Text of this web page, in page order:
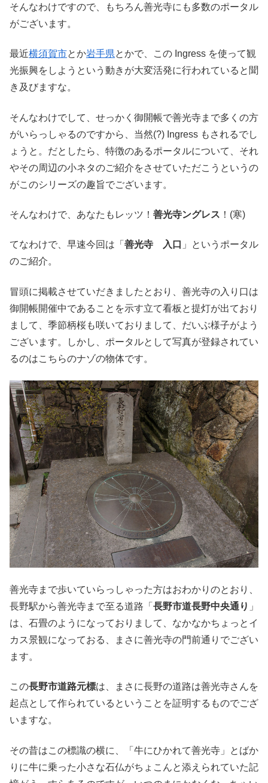
そんなわけですので、もちろん善光寺にも多数のポータル
がございます。
最近横須賀市とか岩手県とかで、この Ingress を使って観
光振興をしようという動きが大変活発に行われていると聞
き及びますな。
そんなわけでして、せっかく御開帳で善光寺まで多くの方
がいらっしゃるのですから、当然(?) Ingress もされるでし
ょうと。だとしたら、特徴のあるポータルについて、それ
やその周辺の小ネタのご紹介をさせていただこうというの
がこのシリーズの趣旨でございます。
そんなわけで、あなたもレッツ！ 善光寺ングレス ！(寒)
てなわけで、早速今回は「 善光寺 入口 」というポータル
のご紹介。
冒頭に掲載させていだきましたとおり、善光寺の入り口は
御開帳開催中であることを示す立て看板と提灯が出ており
まして、季節柄桜も咲いておりまして、だいぶ様子がよう
ございます。しかし、ポータルとして写真が登録されてい
るのはこちらのナゾの物体です。
善光寺まで歩いていらっしゃった方はおわかりのとおり、
長野駅から善光寺まで至る道路「 長野市道長野中央通り 」
は、石畳のようになっておりまして、なかなかちょっとイ
カス景観になっておる、まさに善光寺の門前通りでござい
ます。
この長野市道路元標は、まさに長野の道路は善光寺さんを
起点として作られているということを証明するものでござ
いますな。
その昔はこの標識の横に、「牛にひかれて善光寺」とばか
りに牛に乗った小さな石仏がちょこんと添えられていた記